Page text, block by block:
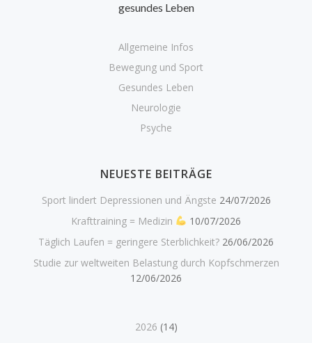
gesundes Leben
Allgemeine Infos
Bewegung und Sport
Gesundes Leben
Neurologie
Psyche
NEUESTE BEITRÄGE
Sport lindert Depressionen und Ängste 24/07/2026
Krafttraining = Medizin
10/07/2026
Täglich Laufen = geringere Sterblichkeit? 26/06/2026
Studie zur weltweiten Belastung durch Kopfschmerzen
12/06/2026
2026 (14)